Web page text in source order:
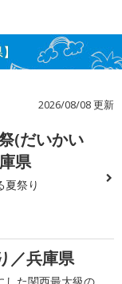
2026/08/08 更新
(だいかい
県
夏祭り
／兵庫県